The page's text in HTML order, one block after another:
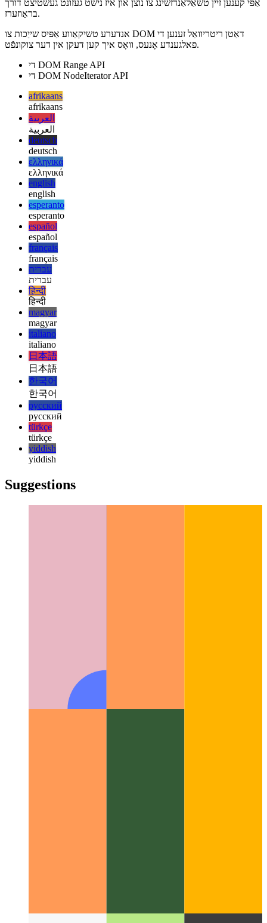
עס גיט אַ נומער פון מעטהאָדס פֿאַר מאָווינג אַרום דעם בוים, ווי געזונט ווי
צו באַקומען אינפֿאָרמאַציע וועגן דעם קראַנט נאָדע. די אַפּי אויך גיט
אַפּי קענען זיין טשאַלאַנדזשינג צו נוצן און איז נישט געזונט געשטיצט דורך
בראַוזערז.
אנדערע טשיקאַווע אַפּיס שייַכות צו DOM דאַטן ריטריוואַל זענען די
די DOM Range API
די DOM NodeIterator API
afrikaans
afrikaans
العربية
العربية
deutsch
deutsch
ελληνικά
ελληνικά
english
english
esperanto
esperanto
español
español
français
français
עברית
עברית
हिन्दी
हिन्दी
magyar
magyar
italiano
italiano
日本語
日本語
한국어
한국어
русский
русский
türkçe
yiddish
yiddish